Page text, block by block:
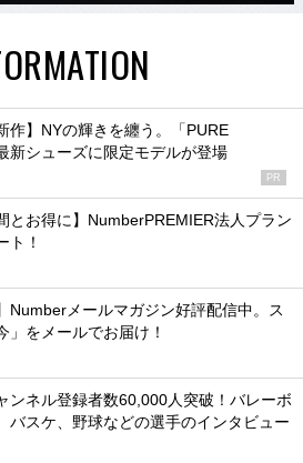
作】NYの輝きを纏う。「PURE
新シューズに限定モデルが登場
PR
とお得に】NumberPREMIER法人プラン
ト！
Numberメールマガジン好評配信中。ス
」をメールでお届け！
ンネル登録者数60,000人突破！バレーボ
バスケ、野球などの選手のインタビュー